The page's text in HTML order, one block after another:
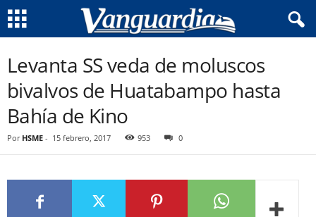
Levanta SS veda de moluscos
bivalvos de Huatabampo hasta
Bahía de Kino
Por HSME - 15 febrero, 2017 953 0